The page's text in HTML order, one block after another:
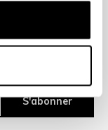
S'abonner